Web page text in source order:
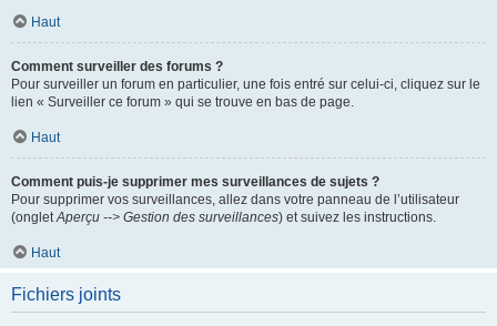
Haut
Comment surveiller des forums ?
Pour surveiller un forum en particulier, une fois entré sur celui-ci, cliquez sur le
lien « Surveiller ce forum » qui se trouve en bas de page.
Haut
Comment puis-je supprimer mes surveillances de sujets ?
Pour supprimer vos surveillances, allez dans votre panneau de l’utilisateur
(ongletAperçu --> Gestion des surveillances) et suivez les instructions.
Haut
Fichiers joints